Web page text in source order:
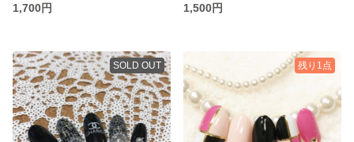
1,700円
1,500円
SOLD OUT 残り1点